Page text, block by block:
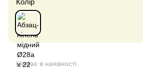
Колір
Немає в наявності